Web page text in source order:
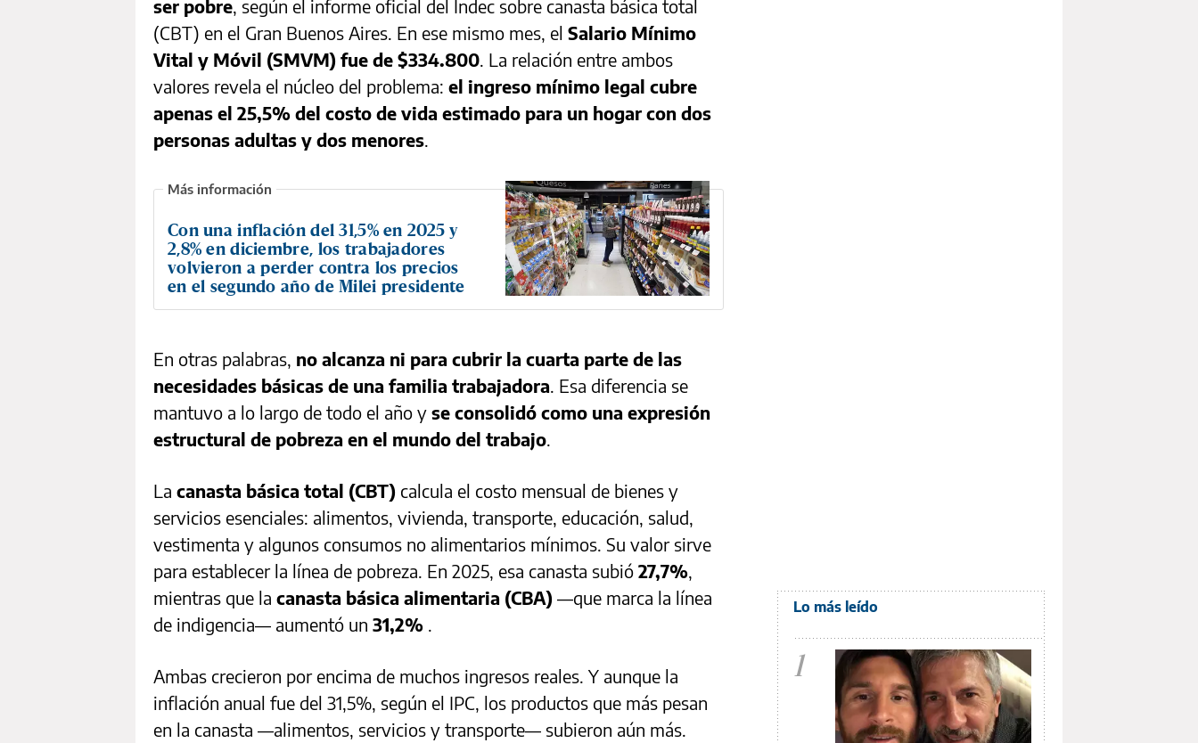
ser pobre, según el informe oficial del Indec sobre canasta básica total
(CBT) en el Gran Buenos Aires. En ese mismo mes, el Salario Mínimo
Vital y Móvil (SMVM) fue de $334.800. La relación entre ambos
valores revela el núcleo del problema: el ingreso mínimo legal cubre
apenas el 25,5% del costo de vida estimado para un hogar con dos
personas adultas y dos menores.
Con una inflación del 31,5% en 2025 y
2,8% en diciembre, los trabajadores
volvieron a perder contra los precios
en el segundo año de Milei presidente
En otras palabras, no alcanza ni para cubrir la cuarta parte de las
necesidades básicas de una familia trabajadora. Esa diferencia se
mantuvo a lo largo de todo el año y se consolidó como una expresión
estructural de pobreza en el mundo del trabajo.
La canasta básica total (CBT) calcula el costo mensual de bienes y
servicios esenciales: alimentos, vivienda, transporte, educación, salud,
vestimenta y algunos consumos no alimentarios mínimos. Su valor sirve
para establecer la línea de pobreza. En 2025, esa canasta subió 27,7%,
mientras que la canasta básica alimentaria (CBA) —que marca la línea
de indigencia— aumentó un 31,2% .
Ambas crecieron por encima de muchos ingresos reales. Y aunque la
inflación anual fue del 31,5%, según el IPC, los productos que más pesan
en la canasta —alimentos, servicios y transporte— subieron aún más.
Lo más leído
1